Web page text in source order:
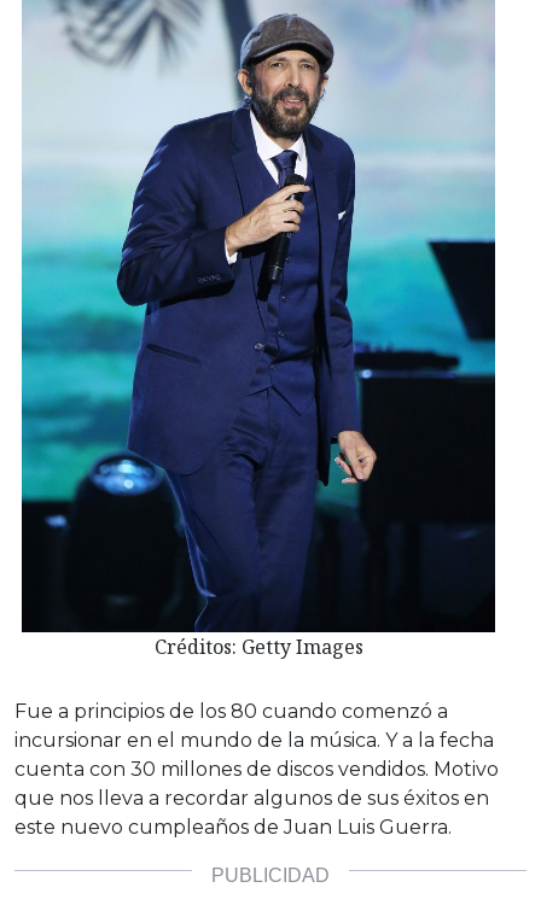
Créditos: Getty Images
Fue a principios de los 80 cuando comenzó a
incursionar en el mundo de la música. Y a la fecha
cuenta con 30 millones de discos vendidos. Motivo
que nos lleva a recordar algunos de sus éxitos en
este nuevo cumpleaños de Juan Luis Guerra.